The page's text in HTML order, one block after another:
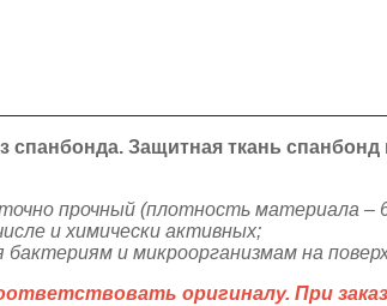
Защитная ткань спанбонд
прочный (плотность материала –
и химически активных;
и микроорганизмам на
оригиналу. При